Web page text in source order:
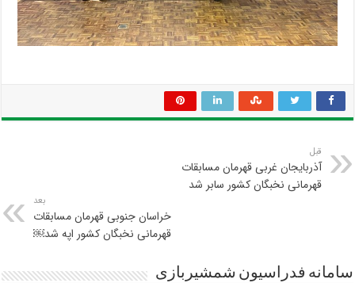
قبل
آذربایجان غربی قهرمان مسابقات
قهرمانی نخبگان کشور سابر شد
بعد
خراسان جنوبی قهرمان مسابقات
قهرمانی نخبگان کشور اپه شد￼
سامانه فدراسیون شمشیربازی